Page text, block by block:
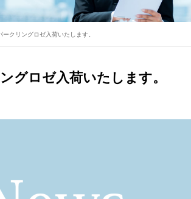
ークリングロゼ入荷いたします。
グロゼ入荷いたします。